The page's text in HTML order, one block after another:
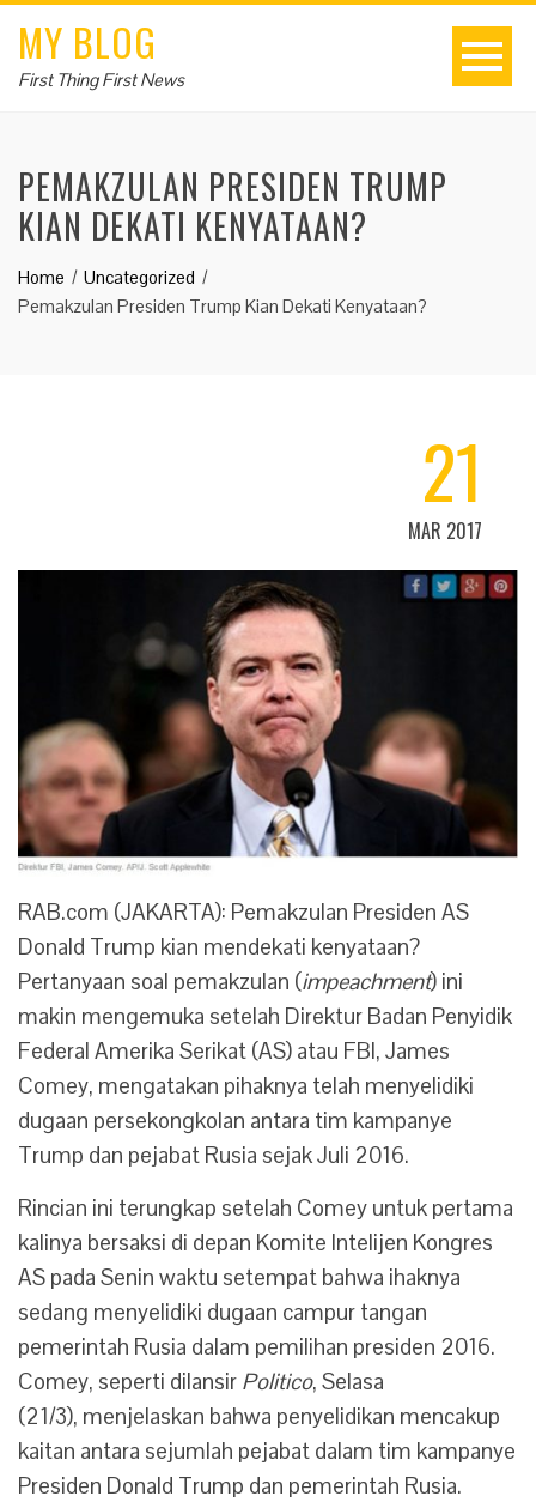
MY BLOG
First Thing First News
PEMAKZULAN PRESIDEN TRUMP
KIAN DEKATI KENYATAAN?
Home
Uncategorized
Pemakzulan Presiden Trump Kian Dekati Kenyataan?
21
MAR 2017
RAB.com (JAKARTA): Pemakzulan Presiden AS
Donald Trump kian mendekati kenyataan?
Pertanyaan soal pemakzulan (impeachment) ini
makin mengemuka setelah Direktur Badan Penyidik
Federal Amerika Serikat (AS) atau FBI, James
Comey, mengatakan pihaknya telah menyelidiki
dugaan persekongkolan antara tim kampanye
Trump dan pejabat Rusia sejak Juli 2016.
Rincian ini terungkap setelah Comey untuk pertama
kalinya bersaksi di depan Komite Intelijen Kongres
AS pada Senin waktu setempat bahwa ihaknya
sedang menyelidiki dugaan campur tangan
pemerintah Rusia dalam pemilihan presiden 2016.
Comey, seperti dilansir Politico, Selasa
(21/3), menjelaskan bahwa penyelidikan mencakup
kaitan antara sejumlah pejabat dalam tim kampanye
Presiden Donald Trump dan pemerintah Rusia.